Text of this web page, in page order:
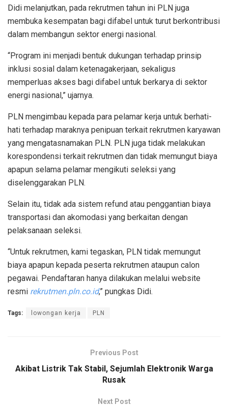
Didi melanjutkan, pada rekrutmen tahun ini PLN juga
membuka kesempatan bagi difabel untuk turut berkontribusi
dalam membangun sektor energi nasional.
“Program ini menjadi bentuk dukungan terhadap prinsip
inklusi sosial dalam ketenagakerjaan, sekaligus
memperluas akses bagi difabel untuk berkarya di sektor
energi nasional,” ujarnya.
PLN mengimbau kepada para pelamar kerja untuk berhati-
hati terhadap maraknya penipuan terkait rekrutmen karyawan
yang mengatasnamakan PLN. PLN juga tidak melakukan
korespondensi terkait rekrutmen dan tidak memungut biaya
apapun selama pelamar mengikuti seleksi yang
diselenggarakan PLN.
Selain itu, tidak ada sistem refund atau penggantian biaya
transportasi dan akomodasi yang berkaitan dengan
pelaksanaan seleksi.
“Untuk rekrutmen, kami tegaskan, PLN tidak memungut
biaya apapun kepada peserta rekrutmen ataupun calon
pegawai. Pendaftaran hanya dilakukan melalui website
resmi rekrutmen.pln.co.id,” pungkas Didi.
Tags: lowongan kerja PLN
Previous Post
Akibat Listrik Tak Stabil, Sejumlah Elektronik Warga
Rusak
Next Post